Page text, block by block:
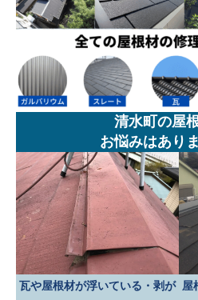
清水町の屋
お悩みはあり
瓦や屋根材が浮いている・剥が 屋